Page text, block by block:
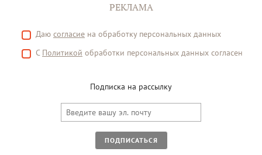
РЕКЛАМА
Даю согласие на обработку персональных данных
С Политикой обработки персональных данных согласен
Подписка на рассылку
ПОДПИСАТЬСЯ